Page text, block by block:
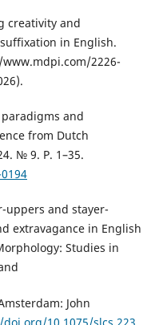
creativity and
in English.
2226-
and
from Dutch
№ 9. P. 1–35.
uppers and stayer-
extravagance in English
Studies in
John
10.1075/slcs.223